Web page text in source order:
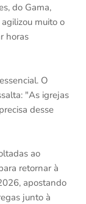
do Gama,
muito o
horas
O
"As igrejas
desse
ao
retornar à
apostando
junto à